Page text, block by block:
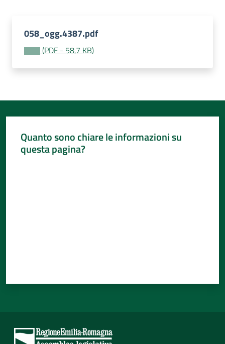
058_ogg.4387.pdf
(PDF - 58,7 KB)
Quanto sono chiare le informazioni su
questa pagina?